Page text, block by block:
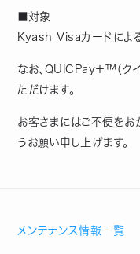
■対象
Kyash Visaカードによ
なお、QUICPay＋™（ク
ただけます。
お客さまにはご不便をお
うお願い申し上げます。
メンテナンス情報一覧